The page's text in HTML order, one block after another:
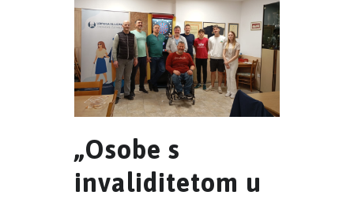
„Osobe s
invaliditetom u